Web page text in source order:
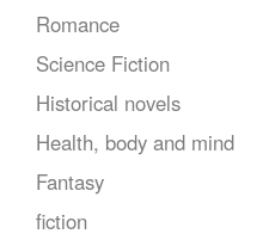
Romance
Science Fiction
Historical novels
Health, body and mind
Fantasy
fiction